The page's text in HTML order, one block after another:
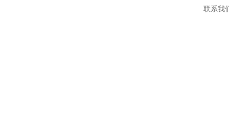
联系我